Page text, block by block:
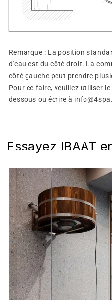
Remarque : La position
d'eau est du côté droit. La
côté gauche peut prendre
Pour ce faire, veuillez utiliser
dessous ou écrire à
Essayez IBAAT